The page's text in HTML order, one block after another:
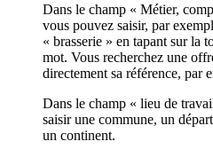
Dans le champ « Métier,
vous pouvez saisir, par
« brasserie » en tapant sur la
mot. Vous recherchez une
directement sa référence, par
Dans le champ « lieu de
saisir une commune, un
un continent.